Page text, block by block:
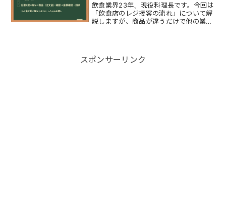
飲食業界23年、現役料理長です。今回は
「飲食店のレジ接客の流れ」について解
説しますが、商品が違うだけで他の業態
スポンサーリンク